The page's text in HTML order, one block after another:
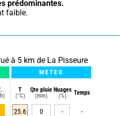
prédominantes.
faible.
à 5 km de La Pisseure
METEO
T
(°C)
Qte pluie
(mm)
Nuages
(%)
Temps
25.6 0 - -